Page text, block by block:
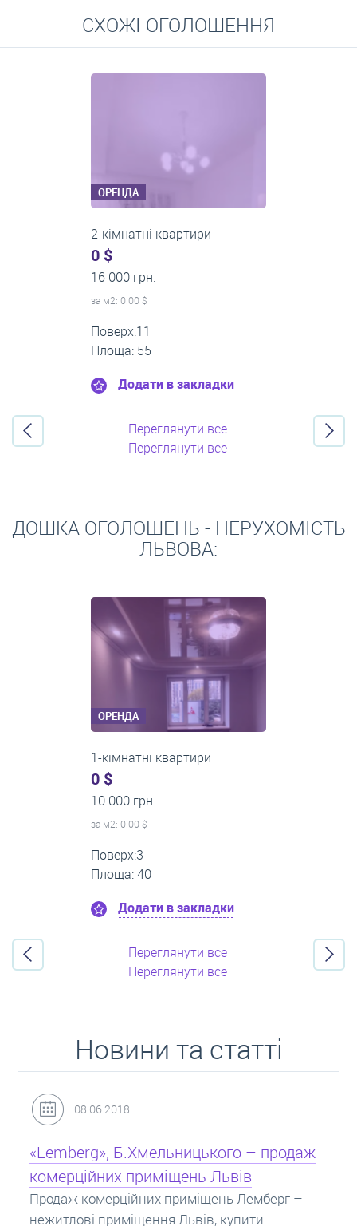
Середні ціни на довготривалу оренду квартир, особняків,
кімнат
СХОЖІ ОГОЛОШЕННЯ
ОРЕНДА
2-кімнатні квартири
0 $
14 000 грн.
за м2: 0.00 $
Поверх:5
Площа: 50
Додати в закладки
Переглянути все
Переглянути все
ДОШКА ОГОЛОШЕНЬ - НЕРУХОМІСТЬ
ЛЬВОВА:
ОРЕНДА
2-кімнатні квартири
0 $
16 000 грн.
за м2: 0.00 $
Поверх:11
Площа: 55
Додати в закладки
Переглянути все
Переглянути все
Новини та статті
31.05.2018
Кредит під заставу нерухомості: іпотека
Іпотека на квартиру – кредит на житло під
заставу нерухомості. Купити в іпотеку – що
потрібно знати? Консультація від Експертів